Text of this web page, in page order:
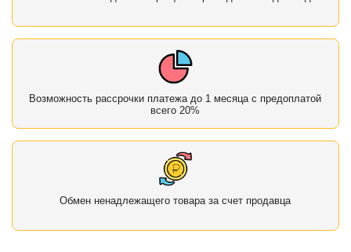
Возможность рассрочки платежа до 1 месяца с предоплатой
всего 20%
Обмен ненадлежащего товара за счет продавца